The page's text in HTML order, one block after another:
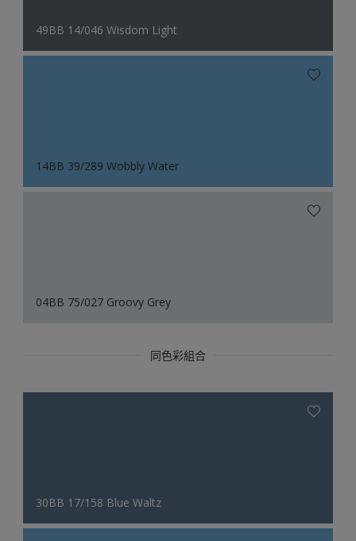
49BB 14/046 Wisdom Light
14BB 39/289 Wobbly Water
04BB 75/027 Groovy Grey
同色彩組合
30BB 17/158 Blue Waltz